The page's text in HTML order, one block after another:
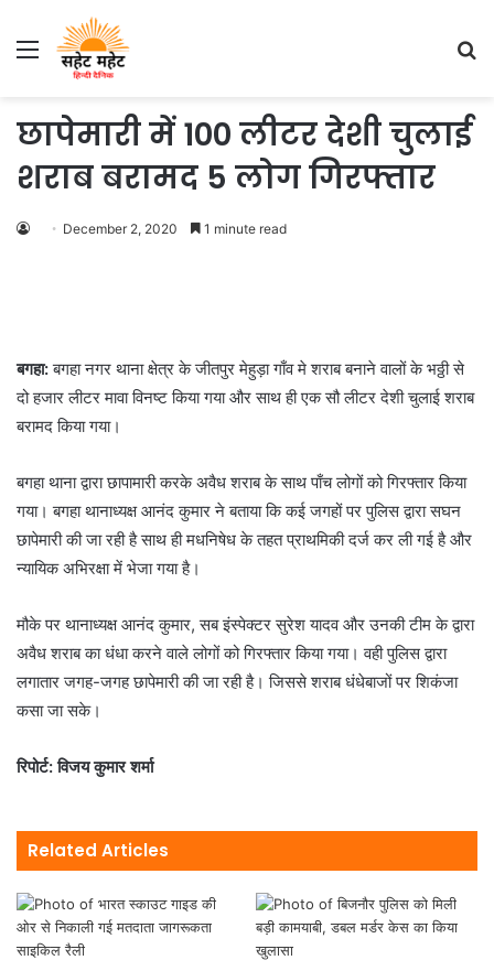
Menu
छापेमारी में 100 लीटर देशी चुलाई
शराब बरामद 5 लोग गिरफ्तार
December 2, 2020 1 minute read
बगहा:बगहा नगर थाना क्षेत्र के जीतपुर मेहुड़ा गाँव मे शराब बनाने वालों के भठ्ठी से
दो हजार लीटर मावा विनष्ट किया गया और साथ ही एक सौ लीटर देशी चुलाई शराब
बरामद किया गया।
बगहा थाना द्वारा छापामारी करके अवैध शराब के साथ पाँच लोगों को गिरफ्तार किया
गया। बगहा थानाध्यक्ष आनंद कुमार ने बताया कि कई जगहों पर पुलिस द्वारा सघन
छापेमारी की जा रही है साथ ही मधनिषेध के तहत प्राथमिकी दर्ज कर ली गई है और
न्यायिक अभिरक्षा में भेजा गया है।
मौके पर थानाध्यक्ष आनंद कुमार, सब इंस्पेक्टर सुरेश यादव और उनकी टीम के द्वारा
अवैध शराब का धंधा करने वाले लोगों को गिरफ्तार किया गया। वही पुलिस द्वारा
लगातार जगह-जगह छापेमारी की जा रही है। जिससे शराब धंधेबाजों पर शिकंजा
कसा जा सके।
रिपोर्ट: विजय कुमार शर्मा
Related Articles